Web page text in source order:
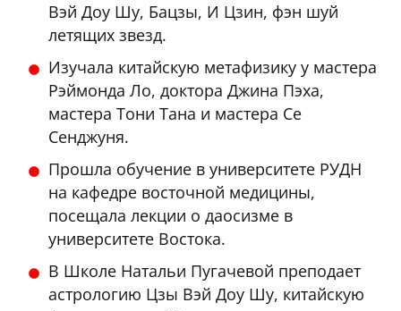
Вэй Доу Шу, Бацзы, И Цзин, фэн шуй
летящих звезд.
Изучала китайскую метафизику у мастера
Рэймонда Ло, доктора Джина Пэха,
мастера Тони Тана и мастера Се
Сенджуня.
Прошла обучение в университете РУДН
на кафедре восточной медицины,
посещала лекции о даосизме в
университете Востока.
В Школе Натальи Пугачевой преподает
астрологию Цзы Вэй Доу Шу, китайскую